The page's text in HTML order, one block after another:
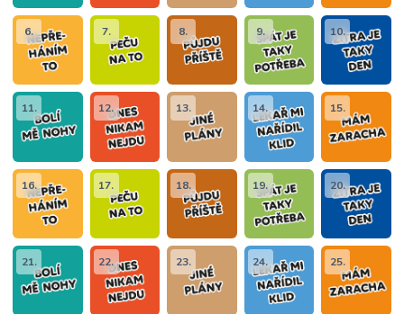
6. 7. 8. 9. 10.
11. 12. 13. 14. 15.
16. 17. 18. 19. 20.
21. 22. 23. 24. 25.